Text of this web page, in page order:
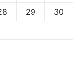
29
30